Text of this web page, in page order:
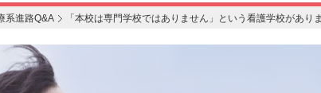
系進路Q&A 「本校は専門学校ではありません」という看護学校があり